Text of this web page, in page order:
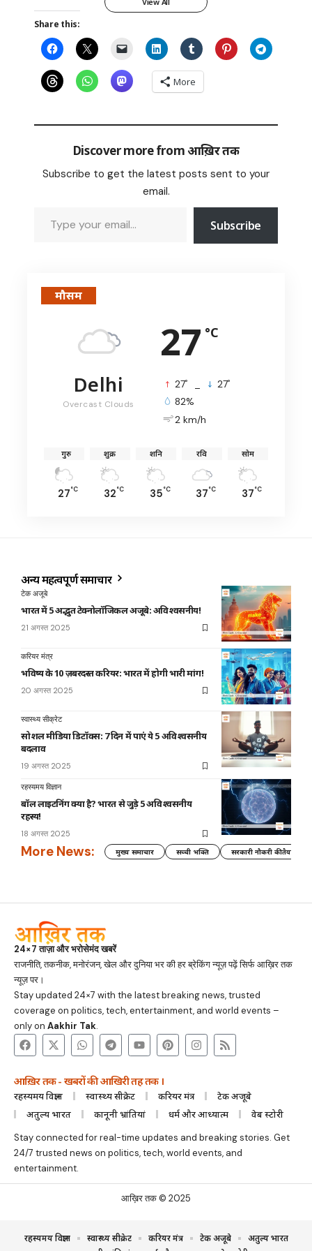
Share this:
More
Discover more from आख़िर तक
Subscribe to get the latest posts sent to your
email.
Subscribe
मौसम
27 °C
Delhi
Overcast Clouds
27° 27°
82%
2 km/h
गुरु
27°C
शुक्र
32°C
शनि
35°C
रवि
37°C
सोम
37°C
अन्य महत्वपूर्ण समाचार
टेक अजूबे
भारत में 5 अद्भुत टेक्नोलॉजिकल अजूबे: अविश्वसनीय!
21 अगस्त 2025
करियर मंत्र
भविष्य के 10 ज़बरदस्त करियर: भारत में होगी भारी मांग!
20 अगस्त 2025
स्वास्थ्य सीक्रेट
सोशल मीडिया डिटॉक्स: 7 दिन में पाएं ये 5 अविश्वसनीय
बदलाव
19 अगस्त 2025
रहस्यमय विज्ञान
बॉल लाइटनिंग क्या है? भारत से जुड़े 5 अविश्वसनीय
रहस्य!
18 अगस्त 2025
More News: मुख्य समाचार सच्ची भक्ति सरकारी नौकरी की तैयारी
24×7 ताज़ा और भरोसेमंद खबरें
राजनीति, तकनीक, मनोरंजन, खेल और दुनिया भर की हर ब्रेकिंग न्यूज़ पढ़ें सिर्फ आख़िर तक
न्यूज़ पर।
Stay updated 24×7 with the latest breaking news, trusted
coverage on politics, tech, entertainment, and world events –
only on Aakhir Tak.
आख़िर तक - खबरों की आखिरी तह तक ।
रहस्यमय विज्ञान स्वास्थ्य सीक्रेट करियर मंत्र
टेक अजूबे
अतुल्य भारत
कानूनी भ्रांतियां धर्म और आध्यात्म वेब स्टोरी
Stay connected for real-time updates and breaking stories. Get
24/7 trusted news on politics, tech, world events, and
entertainment.
आख़िर तक © 2025
रहस्यमय विज्ञान स्वास्थ्य सीक्रेट करियर मंत्र टेक अजूबे
अतुल्य भारत